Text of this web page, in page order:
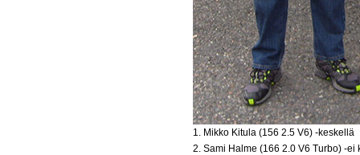
1. Mikko Kitula (156 2.5 V6) -keskellä
2. Sami Halme (166 2.0 V6 Turbo) -ei